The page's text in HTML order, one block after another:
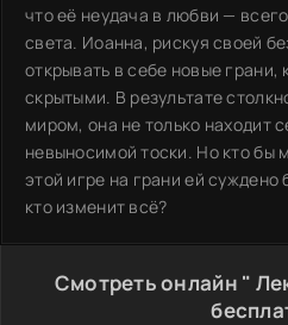
что её неудача в любви —
света. Иоанна, рискуя своей
открывать в себе новые грани,
скрытыми. В результате
миром, она не только находит
невыносимой тоски. Но кто бы
этой игре на грани ей суждено
кто изменит всё?
Смотреть онлайн "